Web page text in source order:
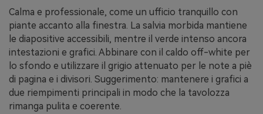
Calma e professionale, come un ufficio tranquillo con
piante accanto alla finestra. La salvia morbida mantiene
le diapositive accessibili, mentre il verde intenso ancora
intestazioni e grafici. Abbinare con il caldo off-white per
lo sfondo e utilizzare il grigio attenuato per le note a piè
di pagina e i divisori. Suggerimento: mantenere i grafici a
due riempimenti principali in modo che la tavolozza
rimanga pulita e coerente.